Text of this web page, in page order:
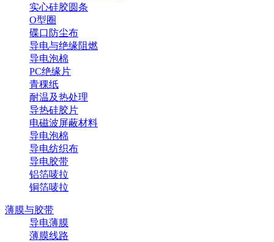
实心硅胶圆条
O型圈
碟口防尘布
导电与绝缘阻燃
导电泡棉
PC绝缘片
青稞纸
耐温及热处理
导热硅胶片
电磁波屏蔽材料
导电泡棉
导电纺织布
导电胶带
铝箔唛拉
铜箔唛拉
薄膜与胶带
导电薄膜
薄膜线路